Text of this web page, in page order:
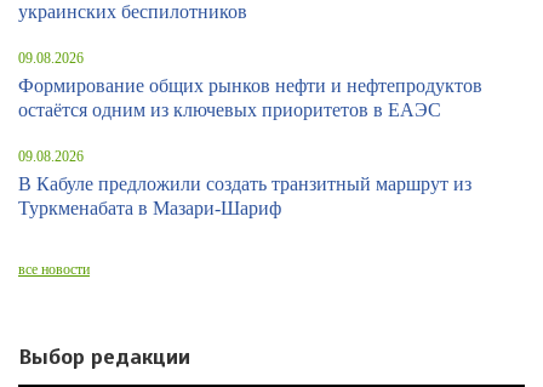
украинских беспилотников
09.08.2026
Формирование общих рынков нефти и нефтепродуктов
остаётся одним из ключевых приоритетов в ЕАЭС
09.08.2026
В Кабуле предложили создать транзитный маршрут из
Туркменабата в Мазари-Шариф
все новости
Выбор редакции